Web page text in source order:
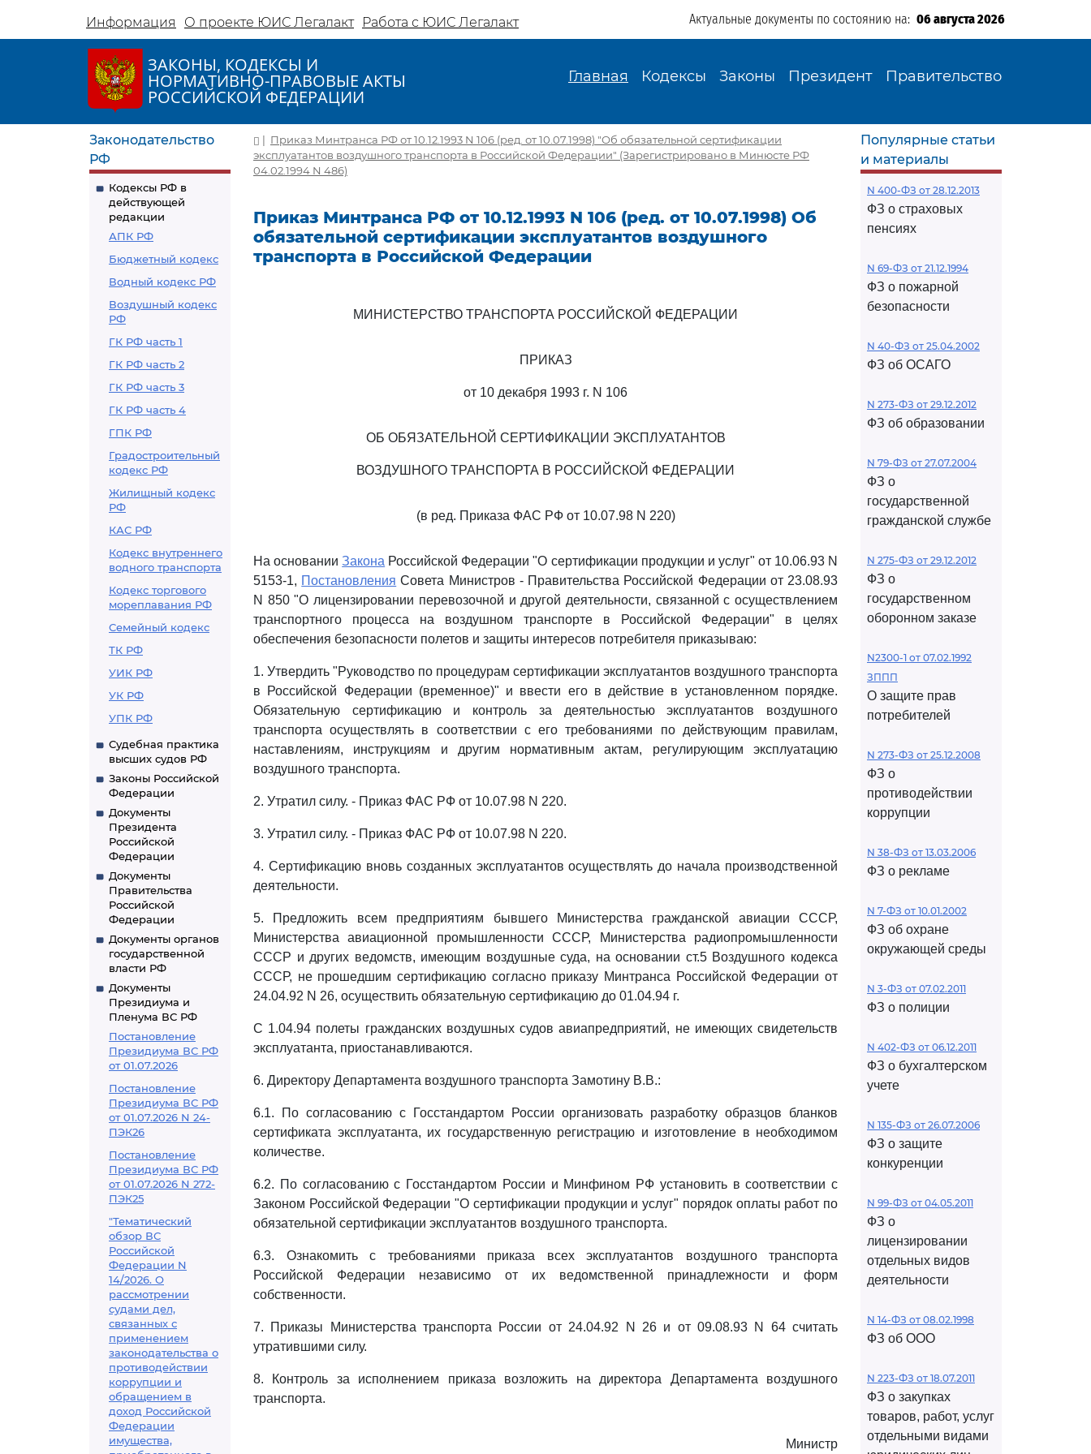
Информация О проекте ЮИС Легалакт Работа с ЮИС Легалакт Актуальные документы по состоянию на: 06 августа 2026
ЗАКОНЫ, КОДЕКСЫ И
НОРМАТИВНО-ПРАВОВЫЕ АКТЫ
РОССИЙСКОЙ ФЕДЕРАЦИИ
Главная Кодексы Законы Президент Правительство
Законодательство
РФ
Кодексы РФ в
действующей
редакции
АПК РФ
Бюджетный кодекс
Водный кодекс РФ
Воздушный кодекс
РФ
ГК РФ часть 1
ГК РФ часть 2
ГК РФ часть 3
ГК РФ часть 4
ГПК РФ
Градостроительный
кодекс РФ
Жилищный кодекс
РФ
КАС РФ
Кодекс внутреннего
водного транспорта
Кодекс торгового
мореплавания РФ
Семейный кодекс
ТК РФ
УИК РФ
УК РФ
УПК РФ
Судебная практика
высших судов РФ
Законы Российской
Федерации
Документы
Президента
Российской
Федерации
Документы
Правительства
Российской
Федерации
Документы органов
государственной
власти РФ
Документы
Президиума и
Пленума ВС РФ
Постановление
Президиума ВС РФ
от 01.07.2026
Постановление
Президиума ВС РФ
от 01.07.2026 N 24-
ПЭК26
Постановление
Президиума ВС РФ
от 01.07.2026 N 272-
ПЭК25
"Тематический
обзор ВС
Российской
Федерации N
14/2026. О
рассмотрении
судами дел,
связанных с
применением
законодательства о
противодействии
коррупции и
обращением в
доход Российской
Федерации
имущества,
| Приказ Минтранса РФ от 10.12.1993 N 106 (ред. от 10.07.1998) "Об обязательной сертификации
эксплуатантов воздушного транспорта в Российской Федерации" (Зарегистрировано в Минюсте РФ
04.02.1994 N 486)
Приказ Минтранса РФ от 10.12.1993 N 106 (ред. от 10.07.1998) Об
обязательной сертификации эксплуатантов воздушного
транспорта в Российской Федерации
МИНИСТЕРСТВО ТРАНСПОРТА РОССИЙСКОЙ ФЕДЕРАЦИИ
ПРИКАЗ
от 10 декабря 1993 г. N 106
ОБ ОБЯЗАТЕЛЬНОЙ СЕРТИФИКАЦИИ ЭКСПЛУАТАНТОВ
ВОЗДУШНОГО ТРАНСПОРТА В РОССИЙСКОЙ ФЕДЕРАЦИИ
(в ред. Приказа ФАС РФ от 10.07.98 N 220)
На основанииЗакона Российской Федерации "О сертификации продукции и услуг" от 10.06.93 N
5153-1, Постановления Совета Министров - Правительства Российской Федерации от 23.08.93
N 850 "О лицензировании перевозочной и другой деятельности, связанной с осуществлением
транспортного процесса на воздушном транспорте в Российской Федерации" в целях
обеспечения безопасности полетов и защиты интересов потребителя приказываю:
1. Утвердить "Руководство по процедурам сертификации эксплуатантов воздушного транспорта
в Российской Федерации (временное)" и ввести его в действие в установленном порядке.
Обязательную сертификацию и контроль за деятельностью эксплуатантов воздушного
транспорта осуществлять в соответствии с его требованиями по действующим правилам,
наставлениям, инструкциям и другим нормативным актам, регулирующим эксплуатацию
воздушного транспорта.
2. Утратил силу. - Приказ ФАС РФ от 10.07.98 N 220.
3. Утратил силу. - Приказ ФАС РФ от 10.07.98 N 220.
4. Сертификацию вновь созданных эксплуатантов осуществлять до начала производственной
деятельности.
5. Предложить всем предприятиям бывшего Министерства гражданской авиации СССР,
Министерства авиационной промышленности СССР, Министерства радиопромышленности
СССР и других ведомств, имеющим воздушные суда, на основании ст.5 Воздушного кодекса
СССР, не прошедшим сертификацию согласно приказу Минтранса Российской Федерации от
24.04.92 N 26, осуществить обязательную сертификацию до 01.04.94 г.
С 1.04.94 полеты гражданских воздушных судов авиапредприятий, не имеющих свидетельств
эксплуатанта, приостанавливаются.
6. Директору Департамента воздушного транспорта Замотину В.В.:
6.1. По согласованию с Госстандартом России организовать разработку образцов бланков
сертификата эксплуатанта, их государственную регистрацию и изготовление в необходимом
количестве.
6.2. По согласованию с Госстандартом России и Минфином РФ установить в соответствии с
Законом Российской Федерации "О сертификации продукции и услуг" порядок оплаты работ по
обязательной сертификации эксплуатантов воздушного транспорта.
6.3. Ознакомить с требованиями приказа всех эксплуатантов воздушного транспорта
Российской Федерации независимо от их ведомственной принадлежности и форм
собственности.
7. Приказы Министерства транспорта России от 24.04.92 N 26 и от 09.08.93 N 64 считать
утратившими силу.
8. Контроль за исполнением приказа возложить на директора Департамента воздушного
транспорта.
Министр
Популярные статьи
и материалы
N 400-ФЗ от 28.12.2013
ФЗ о страховых
пенсиях
N 69-ФЗ от 21.12.1994
ФЗ о пожарной
безопасности
N 40-ФЗ от 25.04.2002
ФЗ об ОСАГО
N 273-ФЗ от 29.12.2012
ФЗ об образовании
N 79-ФЗ от 27.07.2004
ФЗ о
государственной
гражданской службе
N 275-ФЗ от 29.12.2012
ФЗ о
государственном
оборонном заказе
N2300-1 от 07.02.1992
ЗППП
О защите прав
потребителей
N 273-ФЗ от 25.12.2008
ФЗ о
противодействии
коррупции
N 38-ФЗ от 13.03.2006
ФЗ о рекламе
N 7-ФЗ от 10.01.2002
ФЗ об охране
окружающей среды
N 3-ФЗ от 07.02.2011
ФЗ о полиции
N 402-ФЗ от 06.12.2011
ФЗ о бухгалтерском
учете
N 135-ФЗ от 26.07.2006
ФЗ о защите
конкуренции
N 99-ФЗ от 04.05.2011
ФЗ о
лицензировании
отдельных видов
деятельности
N 14-ФЗ от 08.02.1998
ФЗ об ООО
N 223-ФЗ от 18.07.2011
ФЗ о закупках
товаров, работ, услуг
отдельными видами